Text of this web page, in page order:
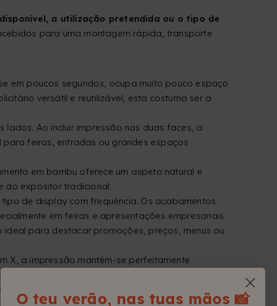
a utilização pretendida ou o tipo de
para uma montagem rápida, transporte
em poucos segundos, ocupa muito pouco espaço
versátil e reutilizável, esta costuma ser a
Ao incluir impressão nas duas faces, a
para feiras, entradas ou grandes espaços
em bambu oferece um aspeto natural e
do expositor tradicional.
de display com frequência. Os acabamentos
em feiras e apresentações empresariais.
para destacar promoções, preços, menus ou
X, a impressão mantém-se perfeitamente
e eventos no interior.
para resistir melhor ao vento e aos
O teu verão, nas tuas mãos 📸